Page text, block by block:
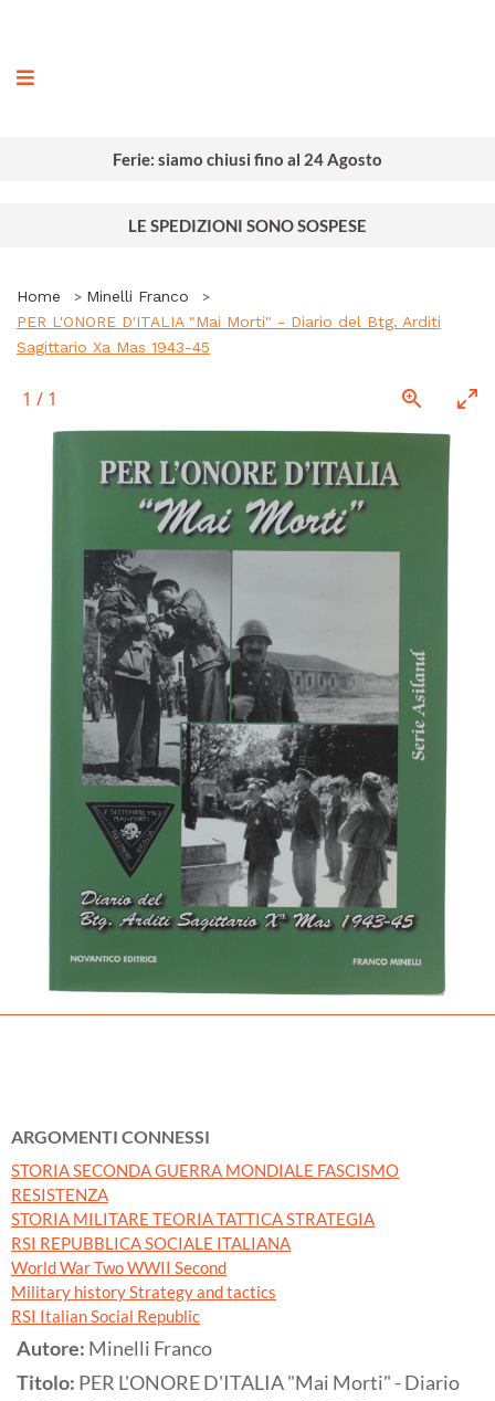
Ferie: siamo chiusi fino al 24 Agosto
LE SPEDIZIONI SONO SOSPESE
Home
Minelli Franco
PER L'ONORE D'ITALIA "Mai Morti" - Diario del Btg. Arditi
Sagittario Xa Mas 1943-45
1 / 1
ARGOMENTI CONNESSI
STORIA SECONDA GUERRA MONDIALE FASCISMO
RESISTENZA
STORIA MILITARE TEORIA TATTICA STRATEGIA
RSI REPUBBLICA SOCIALE ITALIANA
World War Two WWII Second
Military history Strategy and tactics
RSI Italian Social Republic
Autore: Minelli Franco
Titolo: PER L'ONORE D'ITALIA "Mai Morti" - Diario